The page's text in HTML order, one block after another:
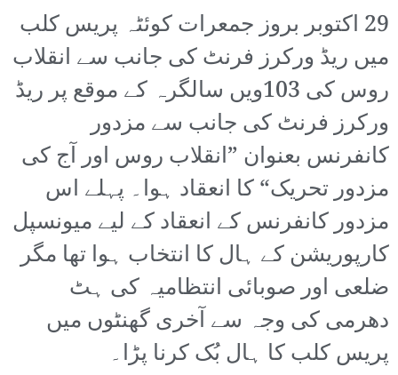
29 اکتوبر بروز جمعرات کوئٹہ پریس کلب
میں ریڈ ورکرز فرنٹ کی جانب سے انقلاب
روس کی 103ویں سالگرہ کے موقع پر ریڈ
ورکرز فرنٹ کی جانب سے مزدور
کانفرنس بعنوان ”انقلاب روس اور آج کی
مزدور تحریک“ کا انعقاد ہوا۔ پہلے اس
مزدور کانفرنس کے انعقاد کے لیے میونسپل
کارپوریشن کے ہال کا انتخاب ہوا تھا مگر
ضلعی اور صوبائی انتظامیہ کی ہٹ
دھرمی کی وجہ سے آخری گھنٹوں میں
پریس کلب کا ہال بُک کرنا پڑا۔